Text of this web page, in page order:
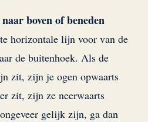
boven of beneden
horizontale lijn voor van de
de buitenhoek. Als de
zit, zijn je ogen opwaarts
zit, zijn ze neerwaarts
gelijk zijn, ga dan